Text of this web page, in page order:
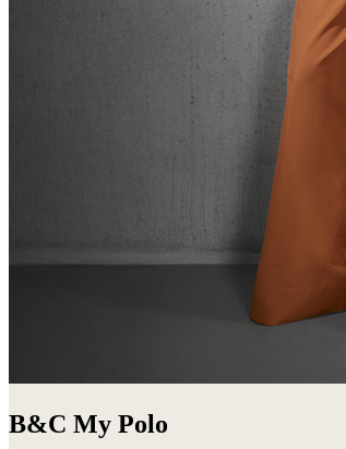
B&C My Polo